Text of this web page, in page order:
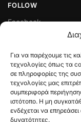
Για να παρέχουμε τις
τεχνολογίες όπως τα
σε πληροφορίες της
τεχνολογίες μας
συμπεριφορά
ιστότοπο. Η μη
ενδέχεται να επηρεάσει
δυνατότητες.
FOLLOW
Facebook
ΠΟΛΙΤΙΚΈΣ
Πολιτική
Τρόποι Πληρωμής
Όροι &
Πολιτική Επιστροφών